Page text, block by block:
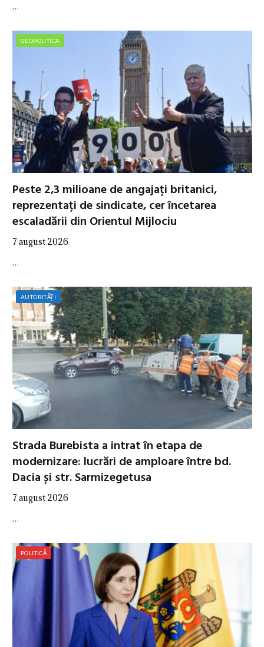
…
GEOPOLITICA
Peste 2,3 milioane de angajați britanici,
reprezentați de sindicate, cer încetarea
escaladării din Orientul Mijlociu
7 august 2026
…
AUTORITĂȚI
Strada Burebista a intrat în etapa de
modernizare: lucrări de amploare între bd.
Dacia și str. Sarmizegetusa
7 august 2026
…
POLITICĂ